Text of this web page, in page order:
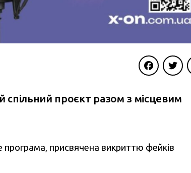
спільний проєкт разом з місцевим
присвячена викриттю фейків